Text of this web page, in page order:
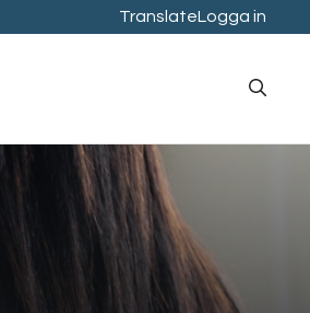
TranslateLogga in